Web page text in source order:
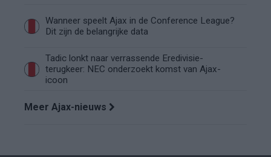
Wanneer speelt Ajax in de Conference League?
Dit zijn de belangrijke data
Tadic lonkt naar verrassende Eredivisie-
terugkeer: NEC onderzoekt komst van Ajax-
icoon
Meer Ajax-nieuws